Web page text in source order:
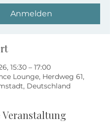
Anmelden
15:30 – 17:00
Lounge, Herdweg 61,
Deutschland